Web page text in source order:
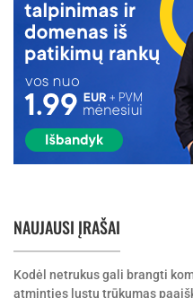
NAUJAUSI ĮRAŠAI
Kodėl netrukus gali brangti
atminties lustų trūkumas